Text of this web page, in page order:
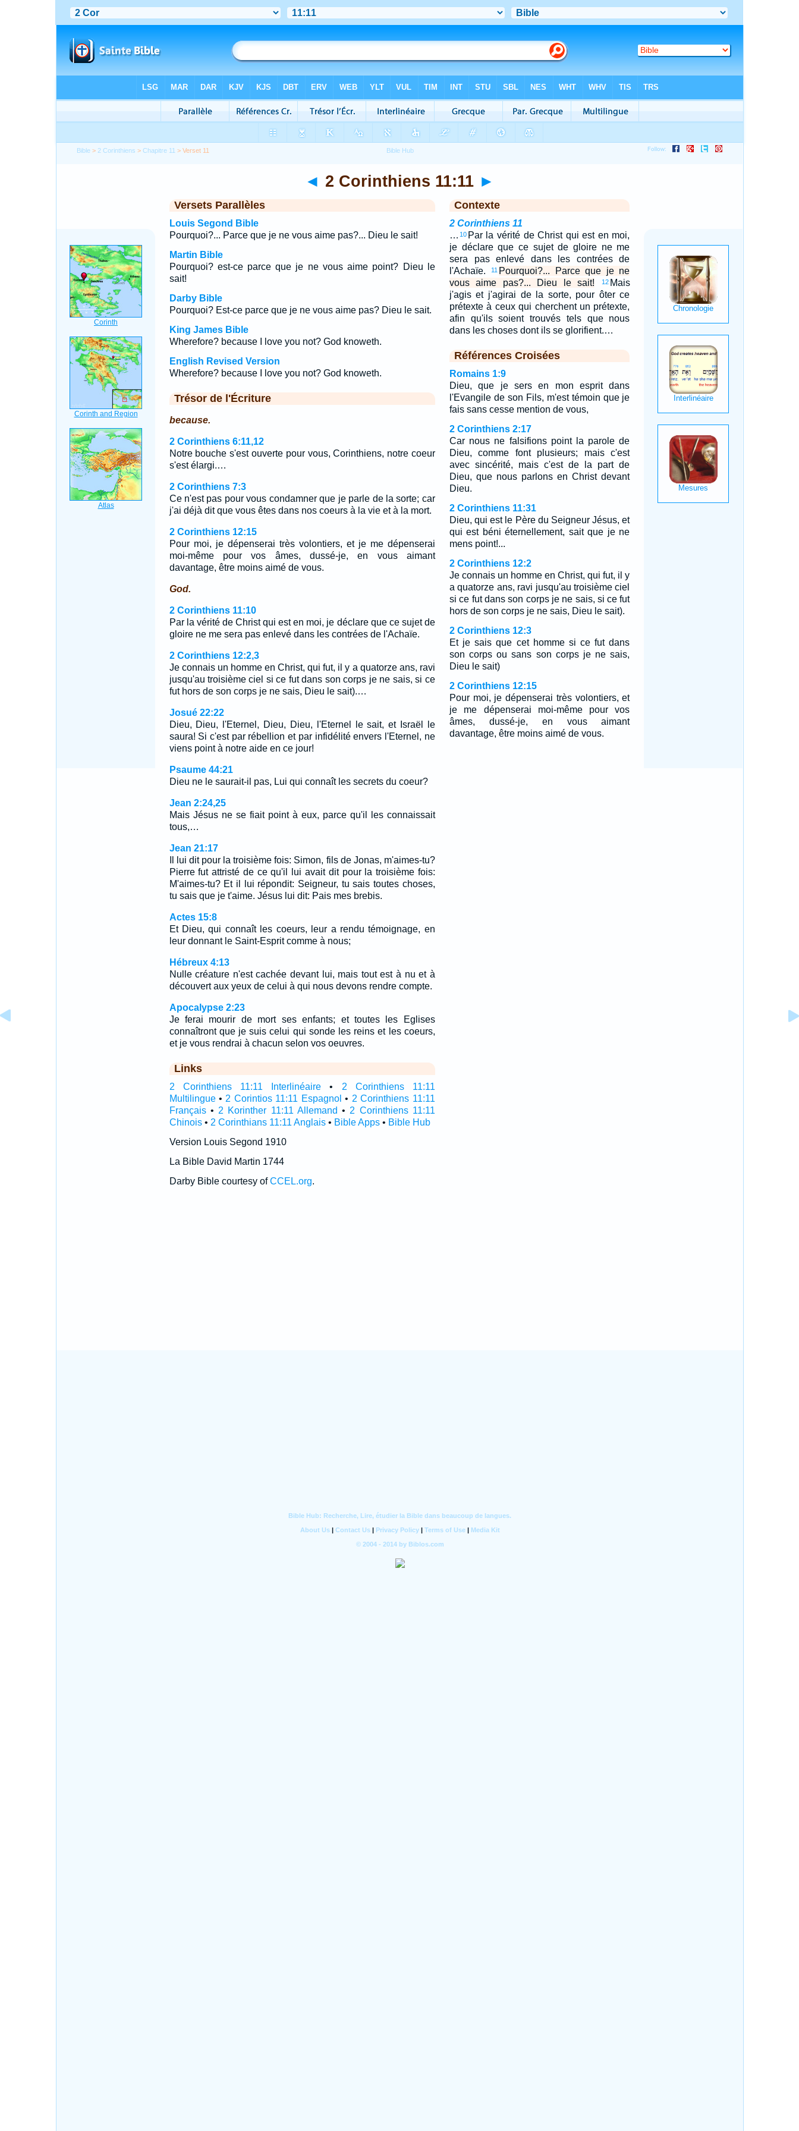
Bible > 2 Corinthiens >Chapitre 11 > Verset 11
◄ 2 Corinthiens 11:11 ►
Versets Parallèles
Louis Segond Bible
Pourquoi?... Parce que je ne vous aime pas?... Dieu le sait!
Martin Bible
Pourquoi? est-ce parce que je ne vous aime point? Dieu le
sait!
Darby Bible
Pourquoi? Est-ce parce que je ne vous aime pas? Dieu le sait.
King James Bible
Wherefore? because I love you not? God knoweth.
English Revised Version
Wherefore? because I love you not? God knoweth.
Trésor de l'Écriture
because.
2 Corinthiens 6:11,12
Notre bouche s'est ouverte pour vous, Corinthiens, notre coeur
s'est élargi.…
2 Corinthiens 7:3
Ce n'est pas pour vous condamner que je parle de la sorte; car
j'ai déjà dit que vous êtes dans nos coeurs à la vie et à la mort.
2 Corinthiens 12:15
Pour moi, je dépenserai très volontiers, et je me dépenserai
moi-même pour vos âmes, dussé-je, en vous aimant
davantage, être moins aimé de vous.
God.
2 Corinthiens 11:10
Par la vérité de Christ qui est en moi, je déclare que ce sujet de
gloire ne me sera pas enlevé dans les contrées de l'Achaïe.
2 Corinthiens 12:2,3
Je connais un homme en Christ, qui fut, il y a quatorze ans, ravi
jusqu'au troisième ciel si ce fut dans son corps je ne sais, si ce
fut hors de son corps je ne sais, Dieu le sait).…
Josué 22:22
Dieu, Dieu, l'Eternel, Dieu, Dieu, l'Eternel le sait, et Israël le
saura! Si c'est par rébellion et par infidélité envers l'Eternel, ne
viens point à notre aide en ce jour!
Psaume 44:21
Dieu ne le saurait-il pas, Lui qui connaît les secrets du coeur?
Jean 2:24,25
Mais Jésus ne se fiait point à eux, parce qu'il les connaissait
tous,…
Jean 21:17
Il lui dit pour la troisième fois: Simon, fils de Jonas, m'aimes-tu?
Pierre fut attristé de ce qu'il lui avait dit pour la troisième fois:
M'aimes-tu? Et il lui répondit: Seigneur, tu sais toutes choses,
tu sais que je t'aime. Jésus lui dit: Pais mes brebis.
Actes 15:8
Et Dieu, qui connaît les coeurs, leur a rendu témoignage, en
leur donnant le Saint-Esprit comme à nous;
Hébreux 4:13
Nulle créature n'est cachée devant lui, mais tout est à nu et à
découvert aux yeux de celui à qui nous devons rendre compte.
Apocalypse 2:23
Je ferai mourir de mort ses enfants; et toutes les Eglises
connaîtront que je suis celui qui sonde les reins et les coeurs,
et je vous rendrai à chacun selon vos oeuvres.
Links
2 Corinthiens 11:11 Interlinéaire • 2 Corinthiens 11:11
Multilingue• 2 Corintios 11:11 Espagnol • 2 Corinthiens 11:11
Français• 2 Korinther 11:11 Allemand • 2 Corinthiens 11:11
Chinois• 2 Corinthians 11:11 Anglais• Bible Apps• Bible Hub
Version Louis Segond 1910
La Bible David Martin 1744
Darby Bible courtesy ofCCEL.org.
Contexte
2 Corinthiens 11
… 10 Par la vérité de Christ qui est en moi,
je déclare que ce sujet de gloire ne me
sera pas enlevé dans les contrées de
l'Achaïe.
11 Pourquoi?... Parce que je ne
vous aime pas?... Dieu le sait!
12 Mais
j'agis et j'agirai de la sorte, pour ôter ce
prétexte à ceux qui cherchent un prétexte,
afin qu'ils soient trouvés tels que nous
dans les choses dont ils se glorifient.…
Références Croisées
Romains 1:9
Dieu, que je sers en mon esprit dans
l'Evangile de son Fils, m'est témoin que je
fais sans cesse mention de vous,
2 Corinthiens 2:17
Car nous ne falsifions point la parole de
Dieu, comme font plusieurs; mais c'est
avec sincérité, mais c'est de la part de
Dieu, que nous parlons en Christ devant
Dieu.
2 Corinthiens 11:31
Dieu, qui est le Père du Seigneur Jésus, et
qui est béni éternellement, sait que je ne
mens point!...
2 Corinthiens 12:2
Je connais un homme en Christ, qui fut, il y
a quatorze ans, ravi jusqu'au troisième ciel
si ce fut dans son corps je ne sais, si ce fut
hors de son corps je ne sais, Dieu le sait).
2 Corinthiens 12:3
Et je sais que cet homme si ce fut dans
son corps ou sans son corps je ne sais,
Dieu le sait)
2 Corinthiens 12:15
Pour moi, je dépenserai très volontiers, et
je me dépenserai moi-même pour vos
âmes, dussé-je, en vous aimant
davantage, être moins aimé de vous.